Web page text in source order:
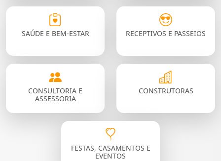
SAÚDE E BEM-ESTAR RECEPTIVOS E PASSEIOS
CONSULTORIA E
ASSESSORIA
CONSTRUTORAS
FESTAS, CASAMENTOS E
EVENTOS